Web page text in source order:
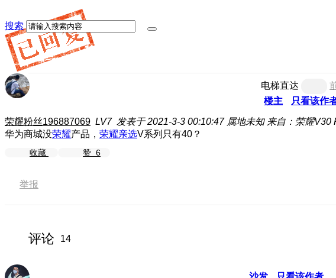
搜索
电梯直达
楼主
只看该作
荣耀粉丝196887069 LV7 发表于 2021-3-3 00:10:47 属地未知 来自：荣耀V30
华为商城没荣耀产品， 荣耀亲选V系列只有40？
收藏 赞 6
举报
评论 14